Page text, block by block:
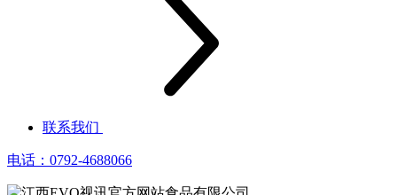
联系我们
电话：0792-4688066